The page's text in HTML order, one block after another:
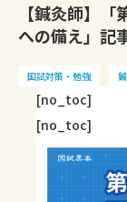
【鍼灸師】
への備え」記
国試対策・勉強
[no_toc]
[no_toc]